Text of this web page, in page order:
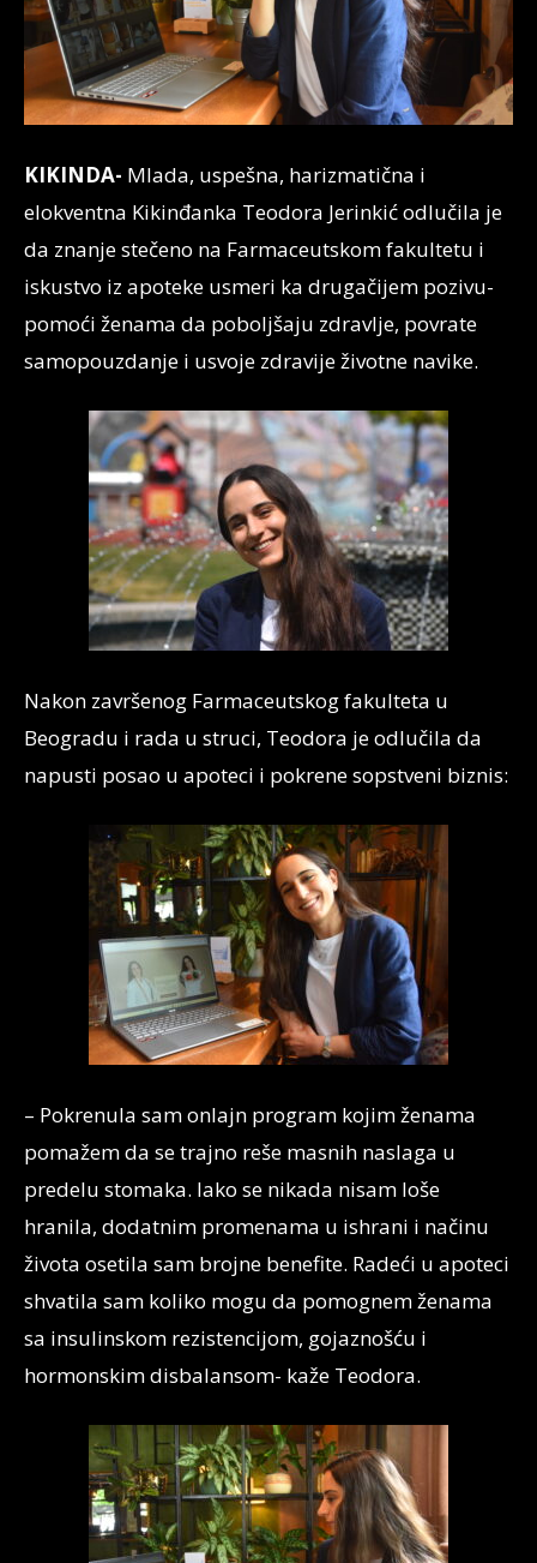
KIKINDA- Mlada, uspešna, harizmatična i
elokventna Kikinđanka Teodora Jerinkićodlučila je
da znanje stečeno na Farmaceutskom fakultetu i
iskustvo iz apoteke usmeri ka drugačijem pozivu-
pomoći ženama da poboljšaju zdravlje, povrate
samopouzdanje i usvoje zdravije životne navike.
Nakon završenog Farmaceutskog fakulteta u
Beogradu i rada u struci, Teodora je odlučila da
napusti posao u apoteci i pokrene sopstveni biznis:
– Pokrenula sam onlajn program kojim ženama
pomažem da se trajno reše masnih naslaga u
predelu stomaka. Iako se nikada nisam loše
hranila, dodatnim promenama u ishrani i načinu
života osetila sam brojne benefite. Radeći u apoteci
shvatila sam koliko mogu da pomognem ženama
sa insulinskom rezistencijom, gojaznošću i
hormonskim disbalansom- kaže Teodora.